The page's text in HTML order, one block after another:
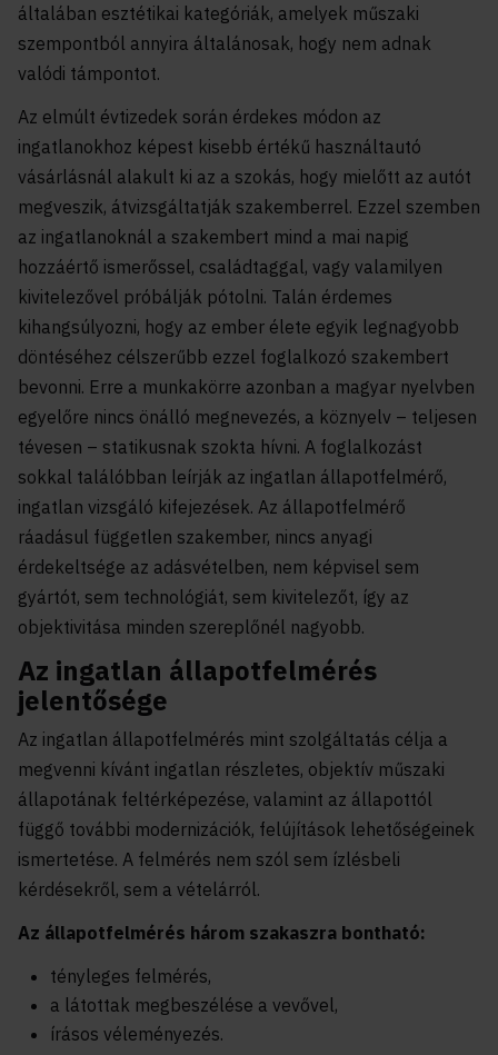
általában esztétikai kategóriák, amelyek műszaki
szempontból annyira általánosak, hogy nem adnak
valódi támpontot.
Az elmúlt évtizedek során érdekes módon az
ingatlanokhoz képest kisebb értékű használtautó
vásárlásnál alakult ki az a szokás, hogy mielőtt az autót
megveszik, átvizsgáltatják szakemberrel. Ezzel szemben
az ingatlanoknál a szakembert mind a mai napig
hozzáértő ismerőssel, családtaggal, vagy valamilyen
kivitelezővel próbálják pótolni. Talán érdemes
kihangsúlyozni, hogy az ember élete egyik legnagyobb
döntéséhez célszerűbb ezzel foglalkozó szakembert
bevonni. Erre a munkakörre azonban a magyar nyelvben
egyelőre nincs önálló megnevezés, a köznyelv – teljesen
tévesen – statikusnak szokta hívni. A foglalkozást
sokkal találóbban leírják az ingatlan állapotfelmérő,
ingatlan vizsgáló kifejezések. Az állapotfelmérő
ráadásul független szakember, nincs anyagi
érdekeltsége az adásvételben, nem képvisel sem
gyártót, sem technológiát, sem kivitelezőt, így az
objektivitása minden szereplőnél nagyobb.
Az ingatlan állapotfelmérés
jelentősége
Az ingatlan állapotfelmérés mint szolgáltatás célja a
megvenni kívánt ingatlan részletes, objektív műszaki
állapotának feltérképezése, valamint az állapottól
függő további modernizációk, felújítások lehetőségeinek
ismertetése. A felmérés nem szól sem ízlésbeli
kérdésekről, sem a vételárról.
Az állapotfelmérés három szakaszra bontható:
tényleges felmérés,
a látottak megbeszélése a vevővel,
írásos véleményezés.